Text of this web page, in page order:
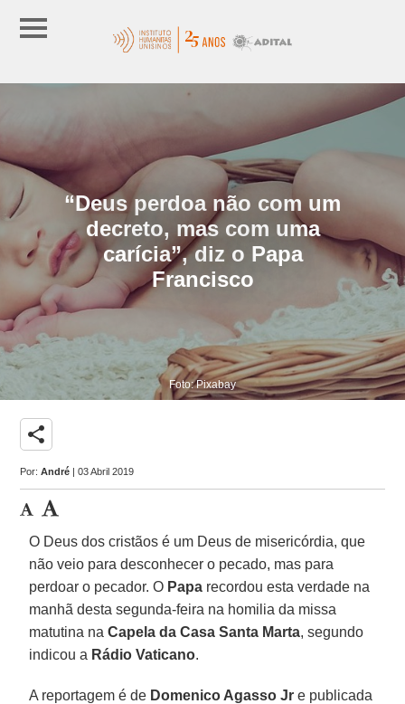
“Deus perdoa não com um
decreto, mas com uma
carícia”, diz o Papa
Francisco
Foto: Pixabay
share
Por:André | 03 Abril 2019
O Deus dos cristãos é um Deus de misericórdia, que
não veio para desconhecer o pecado, mas para
perdoar o pecador. O Papa recordou esta verdade na
manhã desta segunda-feira na homilia da missa
matutina naCapela da Casa Santa Marta, segundo
indicou a Rádio Vaticano.
A reportagem é de Domenico Agasso Jr e publicada